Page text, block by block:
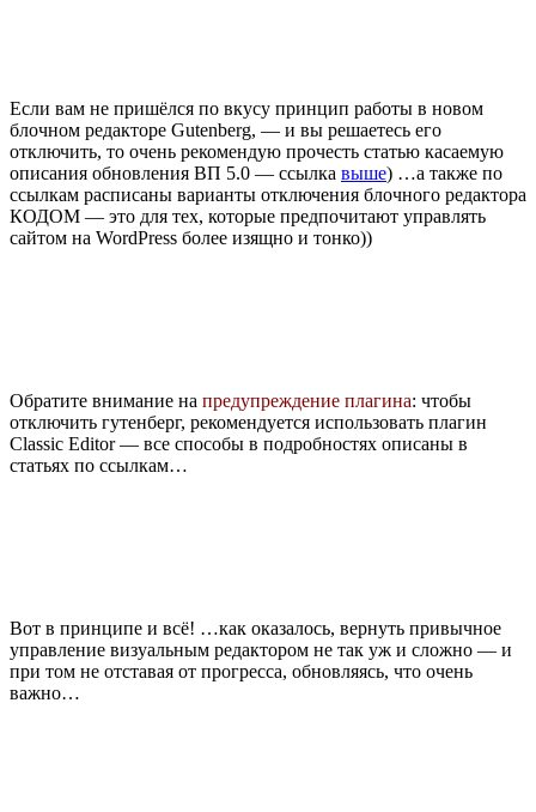
Если вам не пришёлся по вкусу принцип работы в новом
блочном редакторе Gutenberg, — и вы решаетесь его
отключить, то очень рекомендую прочесть статью касаемую
описания обновления ВП 5.0 — ссылка выше) …а также по
ссылкам расписаны варианты отключения блочного редактора
КОДОМ — это для тех, которые предпочитают управлять
сайтом на WordPress более изящно и тонко))
Обратите внимание на предупреждение плагина: чтобы
отключить гутенберг, рекомендуется использовать плагин
Classic Editor — все способы в подробностях описаны в
статьях по ссылкам…
Вот в принципе и всё! …как оказалось, вернуть привычное
управление визуальным редактором не так уж и сложно — и
при том не отставая от прогресса, обновляясь, что очень
важно…